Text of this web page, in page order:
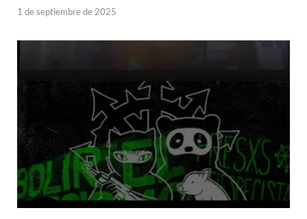
1 de septiembre de 2025